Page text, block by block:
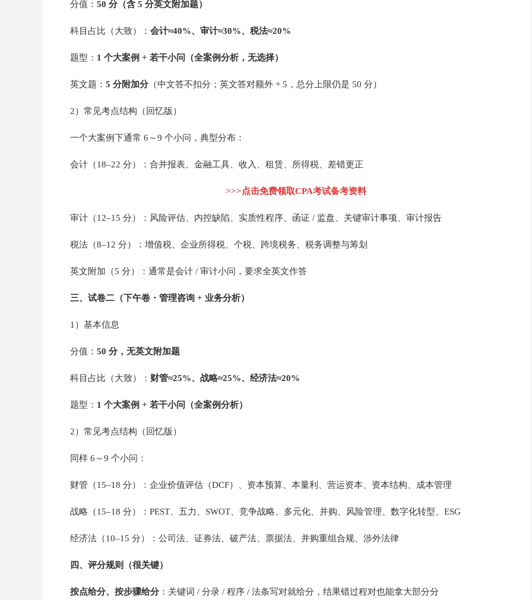
分值： 50 分（含 5 分英文附加题）
科目占比（大致）： 会计≈40%、审计≈30%、税法≈20%
题型： 1 个大案例 + 若干小问（全案例分析，无选择）
英文题： 5 分附加分（中文答不扣分；英文答对额外 + 5，总分上限仍是 50 分）
2）常见考点结构（回忆版）
一个大案例下通常 6～9 个小问，典型分布：
会计（18–22 分）：合并报表、金融工具、收入、租赁、所得税、差错更正
>>>点击免费领取CPA考试备考资料
审计（12–15 分）：风险评估、内控缺陷、实质性程序、函证 / 监盘、关键审计事项、审计报告
税法（8–12 分）：增值税、企业所得税、个税、跨境税务、税务调整与筹划
英文附加（5 分）：通常是会计 / 审计小问，要求全英文作答
三、试卷二（下午卷・管理咨询 + 业务分析）
1）基本信息
分值： 50 分，无英文附加题
科目占比（大致）： 财管≈25%、战略≈25%、经济法≈20%
题型： 1 个大案例 + 若干小问（全案例分析）
2）常见考点结构（回忆版）
同样 6～9 个小问：
财管（15–18 分）：企业价值评估（DCF）、资本预算、本量利、营运资本、资本结构、成本管理
战略（15–18 分）：PEST、五力、SWOT、竞争战略、多元化、并购、风险管理、数字化转型、ESG
经济法（10–15 分）：公司法、证券法、破产法、票据法、并购重组合规、涉外法律
四、评分规则（很关键）
按点给分、按步骤给分：关键词 / 分录 / 程序 / 法条写对就给分，结果错过程对也能拿大部分分